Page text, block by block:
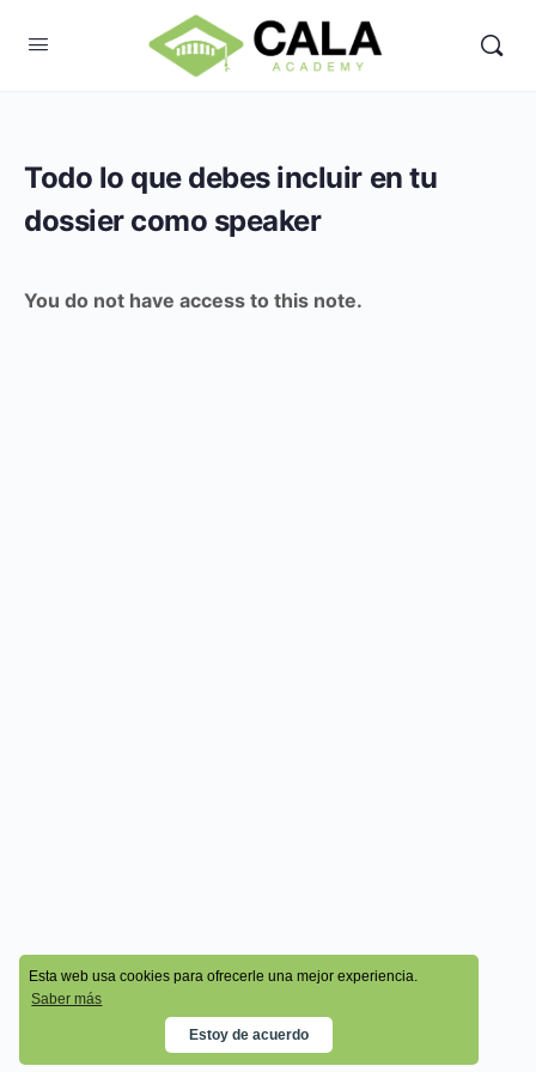
Esta web usa cookies para ofrecerle una mejor experiencia.
Saber más
Estoy de acuerdo
Todo lo que debes incluir en tu
dossier como speaker
You do not have access to this note.
© 2026 - Cala Academy